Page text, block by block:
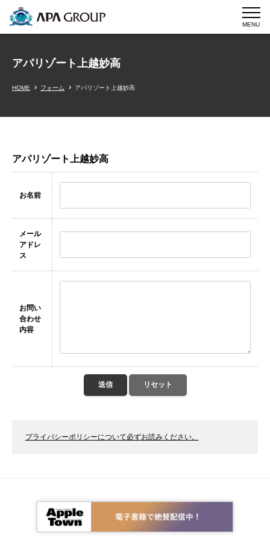
MENU
アパリゾート上越妙高
HOME フォーム アパリゾート上越妙高
アパリゾート上越妙高
お名前
メール
アドレ
ス
お問い
合わせ
内容
プライバシーポリシーについて必ずお読みください。